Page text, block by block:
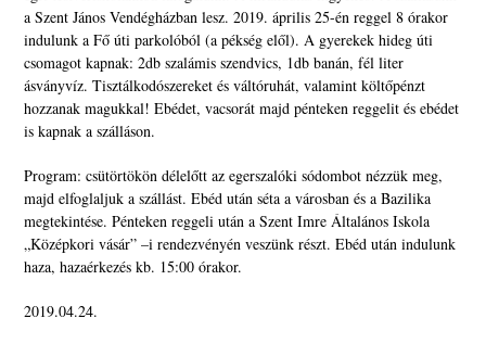
a Szent János Vendégházban lesz. 2019. április 25-én reggel 8 órakor
indulunk a Fő úti parkolóból (a pékség elől). A gyerekek hideg úti
csomagot kapnak: 2db szalámis szendvics, 1db banán, fél liter
ásványvíz. Tisztálkodószereket és váltóruhát, valamint költőpénzt
hozzanak magukkal! Ebédet, vacsorát majd pénteken reggelit és ebédet
is kapnak a szálláson.
Program: csütörtökön délelőtt az egerszalóki sódombot nézzük meg,
majd elfoglaljuk a szállást. Ebéd után séta a városban és a Bazilika
megtekintése. Pénteken reggeli után a Szent Imre Általános Iskola
„Középkori vásár” –i rendezvényén veszünk részt. Ebéd után indulunk
haza, hazaérkezés kb. 15:00 órakor.
2019.04.24.